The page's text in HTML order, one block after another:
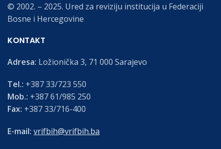
© 2002. – 2025. Ured za reviziju institucija u Federaciji
Bosne i Hercegovine
KONTAKT
Adresa: Ložionička 3, 71 000 Sarajevo
Tel.: +387 33/723 550
Mob.: +387 61/985 250
Fax: +387 33/716-400
E-mail: vrifbih@vrifbih.ba